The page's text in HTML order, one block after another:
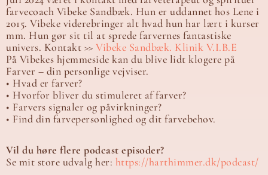
farvecoach Vibeke Sandbæk. Hun er uddannet hos Lene i
2015. Vibeke viderebringer alt hvad hun har lært i kurser
mm. Hun gør sit til at sprede farvernes fantastiske
univers. Kontakt >> Vibeke Sandbæk. Klinik V.I.B.E
På Vibekes hjemmeside kan du blive lidt klogere på
Farver – din personlige vejviser.
• Hvad er farver?
• Hvorfor bliver du stimuleret af farver?
• Farvers signaler og påvirkninger?
• Find din farvepersonlighed og dit farvebehov.
Vil du høre flere podcast episoder?
Se mit store udvalg her: https://harthimmer.dk/podcast/